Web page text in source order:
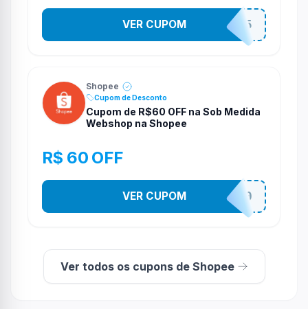
STES2525
VER CUPOM
Shopee
Cupom de Desconto
Cupom de R$60 OFF na Sob Medida
Webshop na Shopee
R$ 60 OFF
SOBM60400
VER CUPOM
Ver todos os cupons de Shopee